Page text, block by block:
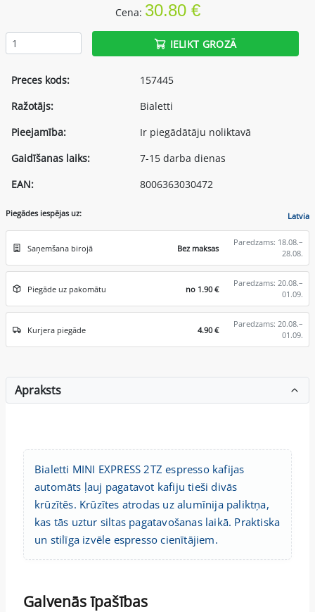
Cena: 30.80 €
IELIKT GROZĀ
Preces kods:
157445
Ražotājs:
Bialetti
Pieejamība:
Ir piegādātāju noliktavā
Gaidīšanas laiks:
7-15 darba dienas
EAN:
8006363030472
Piegādes iespējas uz: Latvia
Saņemšana birojā Bez maksas
Paredzams: 18.08.–
28.08.
Piegāde uz pakomātu no 1.90 €
Paredzams: 20.08.–
01.09.
Kurjera piegāde 4.90 €
Paredzams: 20.08.–
01.09.
Apraksts
Bialetti MINI EXPRESS 2TZ espresso kafijas
automāts ļauj pagatavot kafiju tieši divās
krūzītēs. Krūzītes atrodas uz alumīnija paliktņa,
kas tās uztur siltas pagatavošanas laikā. Praktiska
un stilīga izvēle espresso cienītājiem.
Galvenās īpašības